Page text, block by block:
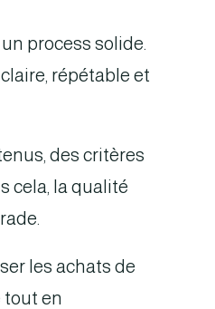
process solide.
répétable et
des critères
cela, la qualité
les achats de
tout en